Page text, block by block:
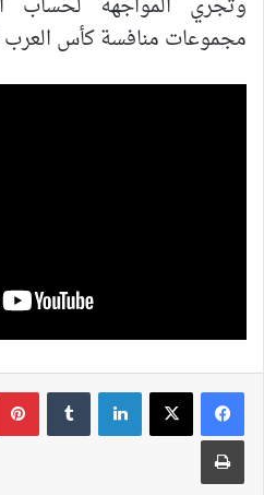
مجموعات منافسة كأس العرب قطر
لينكدإن
طباعة